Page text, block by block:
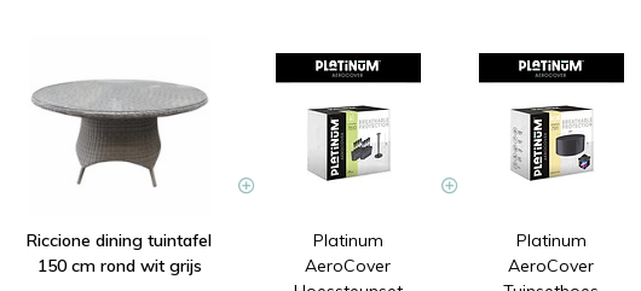
Riccione dining tuintafel
150 cm rond wit grijs
Platinum
AeroCover
Platinum
AeroCover